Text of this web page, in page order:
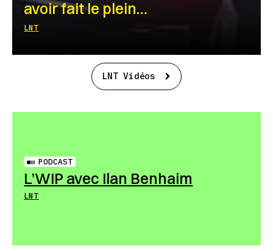
avoir fait le plein…
LNT
LNT Vidéos
PODCAST
L’WIP avec Ilan Benhaim
LNT